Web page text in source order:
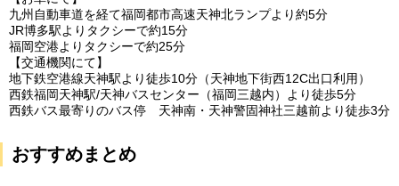
九州自動車道を経て福岡都市高速天神北ランプより約5分
JR博多駅よりタクシーで約15分
福岡空港よりタクシーで約25分
【交通機関にて】
地下鉄空港線天神駅より徒歩10分（天神地下街西12C出口利用）
西鉄福岡天神駅/天神バスセンター（福岡三越内）より徒歩5分
西鉄バス最寄りのバス停 天神南・天神警固神社三越前より徒歩3分
おすすめまとめ